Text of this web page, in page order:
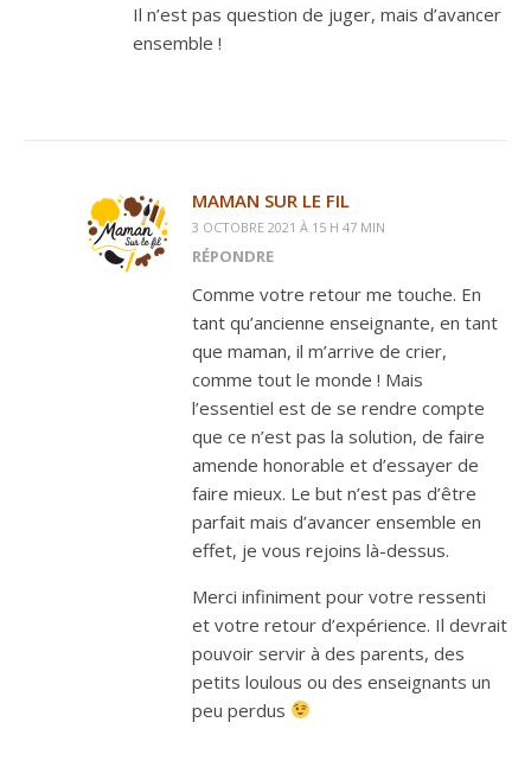
Il n’est pas question de juger, mais d’avancer
ensemble !
MAMAN SUR LE FIL
3 OCTOBRE 2021 À 15 H 47 MIN
RÉPONDRE
Comme votre retour me touche. En
tant qu’ancienne enseignante, en tant
que maman, il m’arrive de crier,
comme tout le monde ! Mais
l’essentiel est de se rendre compte
que ce n’est pas la solution, de faire
amende honorable et d’essayer de
faire mieux. Le but n’est pas d’être
parfait mais d’avancer ensemble en
effet, je vous rejoins là-dessus.
Merci infiniment pour votre ressenti
et votre retour d’expérience. Il devrait
pouvoir servir à des parents, des
petits loulous ou des enseignants un
peu perdus